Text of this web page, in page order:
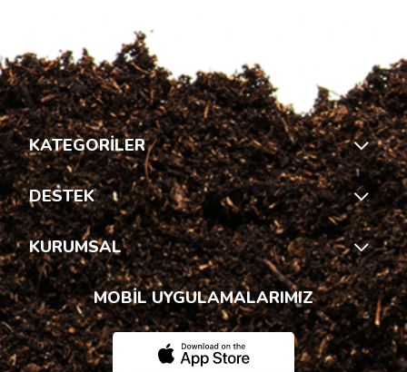
KATEGORİLER
DESTEK
KURUMSAL
MOBİL UYGULAMALARIMIZ